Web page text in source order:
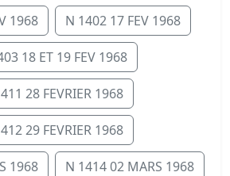
1968 N 1402 17 FEV 1968
18 ET 19 FEV 1968
28 FEVRIER 1968
29 FEVRIER 1968
1968 N 1414 02 MARS 1968